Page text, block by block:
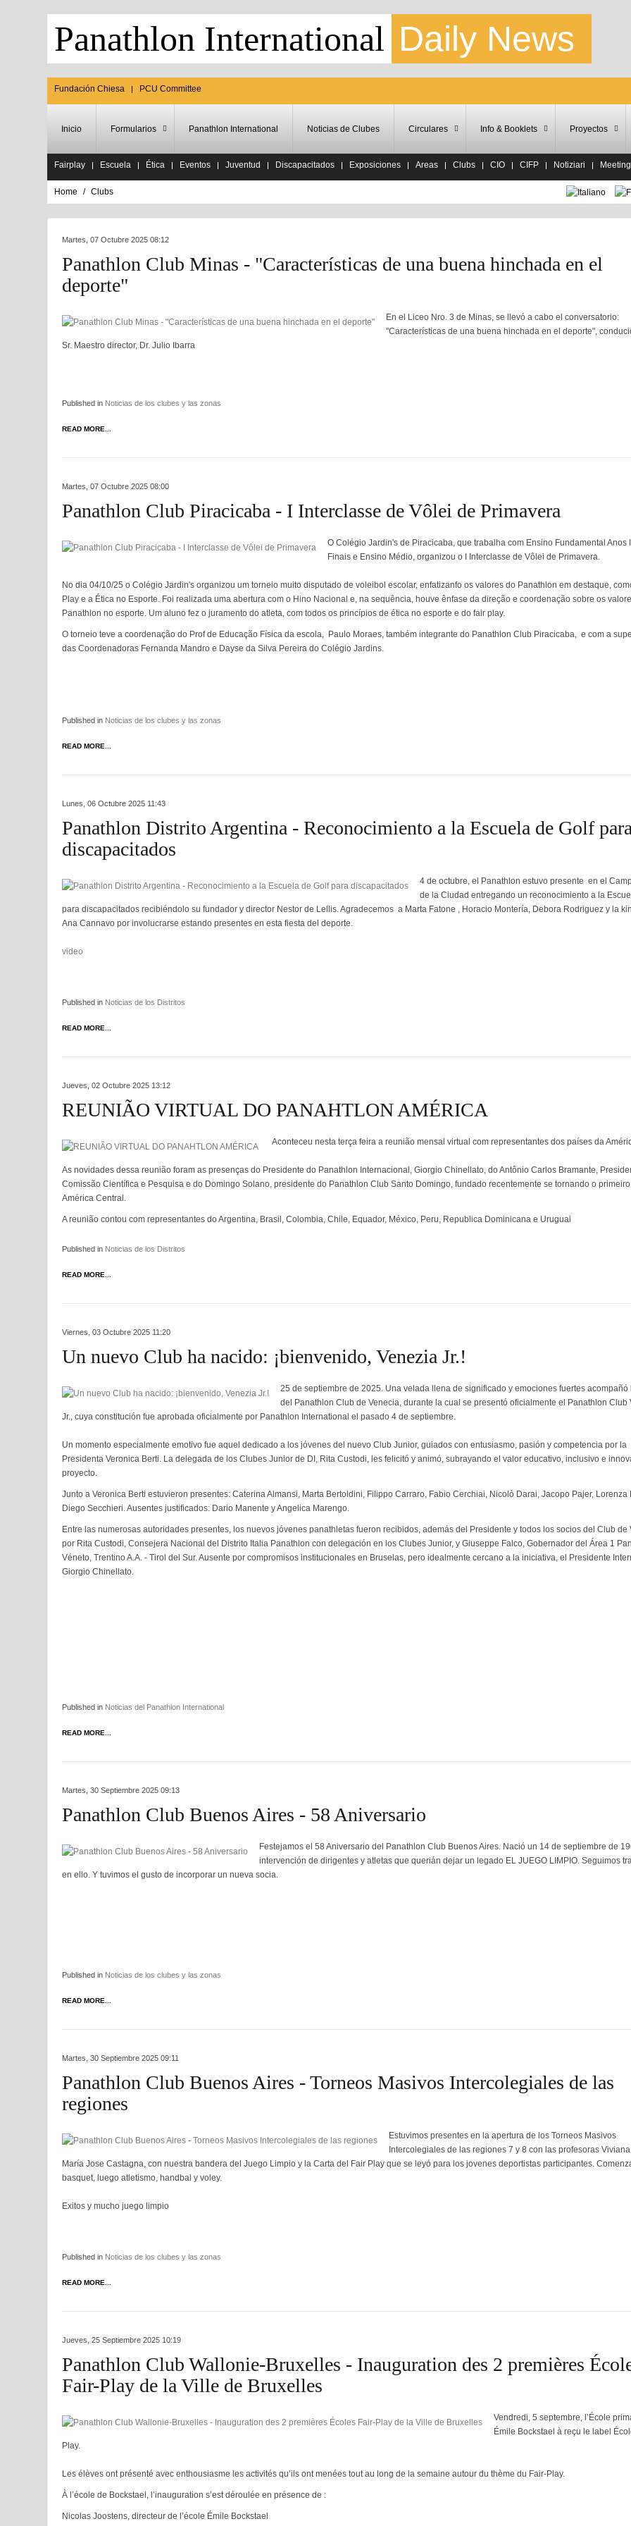
Panathlon International Daily News
Fundación Chiesa PCU Committee
Inicio Formularios Panathlon International Noticias de Clubes Circulares Info & Booklets Proyectos
Fairplay Escuela Ética Eventos Juventud Discapacitados Exposiciones Areas Clubs CIO CIFP Notiziari Meeting
Home Clubs
Martes, 07 Octubre 2025 08:12
Panathlon Club Minas - "Características de una buena hinchada en el
deporte"
En el Liceo Nro. 3 de Minas, se llevó a cabo el conversatorio:
"Características de una buena hinchada en el deporte",
Sr. Maestro director, Dr. Julio Ibarra
Published in Noticias de los clubes y las zonas
READ MORE...
Martes, 07 Octubre 2025 08:00
Panathlon Club Piracicaba - I Interclasse de Vôlei de Primavera
O Colégio Jardin's de Piracicaba, que trabalha com Ensino Fundamental Anos
Finais e Ensino Médio, organizou o I Interclasse de Vôlei de Primavera.
No dia 04/10/25 o Colégio Jardin's organizou um torneio muito disputado de voleibol escolar, enfatizanfo os valores do Panathlon em destaque,
Play e a Ética no Esporte. Foi realizada uma abertura com o Hino Nacional e, na sequência, houve ênfase da direção e coordenação sobre os
Panathlon no esporte. Um aluno fez o juramento do atleta, com todos os princípios de ética no esporte e do fair play.
O torneio teve a coordenação do Prof de Educação Física da escola, Paulo Moraes, também integrante do Panathlon Club Piracicaba, e com a
das Coordenadoras Fernanda Mandro e Dayse da Silva Pereira do Colégio Jardins.
Published in Noticias de los clubes y las zonas
READ MORE...
Lunes, 06 Octubre 2025 11:43
Panathlon Distrito Argentina - Reconocimiento a la Escuela de Golf para
discapacitados
4 de octubre, el Panathlon estuvo presente en el
de la Ciudad entregando un reconocimiento a la
para discapacitados recibiéndolo su fundador y director Nestor de Lellis. Agradecemos a Marta Fatone , Horacio Montería, Debora Rodriguez y la
Ana Cannavo por involucrarse estando presentes en esta fiesta del deporte.
video
Published in Noticias de los Distritos
READ MORE...
Jueves, 02 Octubre 2025 13:12
REUNIÃO VIRTUAL DO PANAHTLON AMÉRICA
Aconteceu nesta terça feira a reunião mensal virtual com representantes dos países da
As novidades dessa reunião foram as presenças do Presidente do Panathlon Internacional, Giorgio Chinellato, do Antônio Carlos Bramante,
Comissão Científica e Pesquisa e do Domingo Solano, presidente do Panathlon Club Santo Domingo, fundado recentemente se tornando o
América Central.
A reunião contou com representantes do Argentina, Brasil, Colombia, Chile, Equador, México, Peru, Republica Dominicana e Uruguai
Published in Noticias de los Distritos
READ MORE...
Viernes, 03 Octubre 2025 11:20
Un nuevo Club ha nacido: ¡bienvenido, Venezia Jr.!
25 de septiembre de 2025. Una velada llena de significado y emociones fuertes acompañó
del Panathlon Club de Venecia, durante la cual se presentó oficialmente el Panathlon Club
Jr., cuya constitución fue aprobada oficialmente por Panathlon International el pasado 4 de septiembre.
Un momento especialmente emotivo fue aquel dedicado a los jóvenes del nuevo Club Junior, guiados con entusiasmo, pasión y competencia por la
Presidenta Veronica Berti. La delegada de los Clubes Junior de DI, Rita Custodi, les felicitó y animó, subrayando el valor educativo, inclusivo e
proyecto.
Junto a Veronica Berti estuvieron presentes: Caterina Almansi, Marta Bertoldini, Filippo Carraro, Fabio Cerchiai, Nicolò Darai, Jacopo Pajer, Lorenza
Diego Secchieri. Ausentes justificados: Dario Manente y Angelica Marengo.
Entre las numerosas autoridades presentes, los nuevos jóvenes panathletas fueron recibidos, además del Presidente y todos los socios del Club de
por Rita Custodi, Consejera Nacional del Distrito Italia Panathlon con delegación en los Clubes Junior, y Giuseppe Falco, Gobernador del Área 1
Véneto, Trentino A.A. - Tirol del Sur. Ausente por compromisos institucionales en Bruselas, pero idealmente cercano a la iniciativa, el Presidente
Giorgio Chinellato.
Published in Noticias del Panathlon International
READ MORE...
Martes, 30 Septiembre 2025 09:13
Panathlon Club Buenos Aires - 58 Aniversario
Festejamos el 58 Aniversario del Panathlon Club Buenos Aires. Nació un 14 de septiembre de
intervención de dirigentes y atletas que querián dejar un legado EL JUEGO LIMPIO. Seguimos
en ello. Y tuvimos el gusto de incorporar un nueva socia.
Published in Noticias de los clubes y las zonas
READ MORE...
Martes, 30 Septiembre 2025 09:11
Panathlon Club Buenos Aires - Torneos Masivos Intercolegiales de las
regiones
Estuvimos presentes en la apertura de los Torneos Masivos
Intercolegiales de las regiones 7 y 8 con las profesoras
María Jose Castagna, con nuestra bandera del Juego Limpio y la Carta del Fair Play que se leyó para los jovenes deportistas participantes.
basquet, luego atletismo, handbal y voley.
Exitos y mucho juego limpio
Published in Noticias de los clubes y las zonas
READ MORE...
Jueves, 25 Septiembre 2025 10:19
Panathlon Club Wallonie-Bruxelles - Inauguration des 2 premières
Fair-Play de la Ville de Bruxelles
Vendredi, 5 septembre, l’École
Émile Bockstael à reçu le label
Play.
Les élèves ont présenté avec enthousiasme les activités qu’ils ont menées tout au long de la semaine autour du thème du Fair-Play.
À l’école de Bockstael, l’inauguration s’est déroulée en présence de :
Nicolas Joostens, directeur de l’école Émile Bockstael